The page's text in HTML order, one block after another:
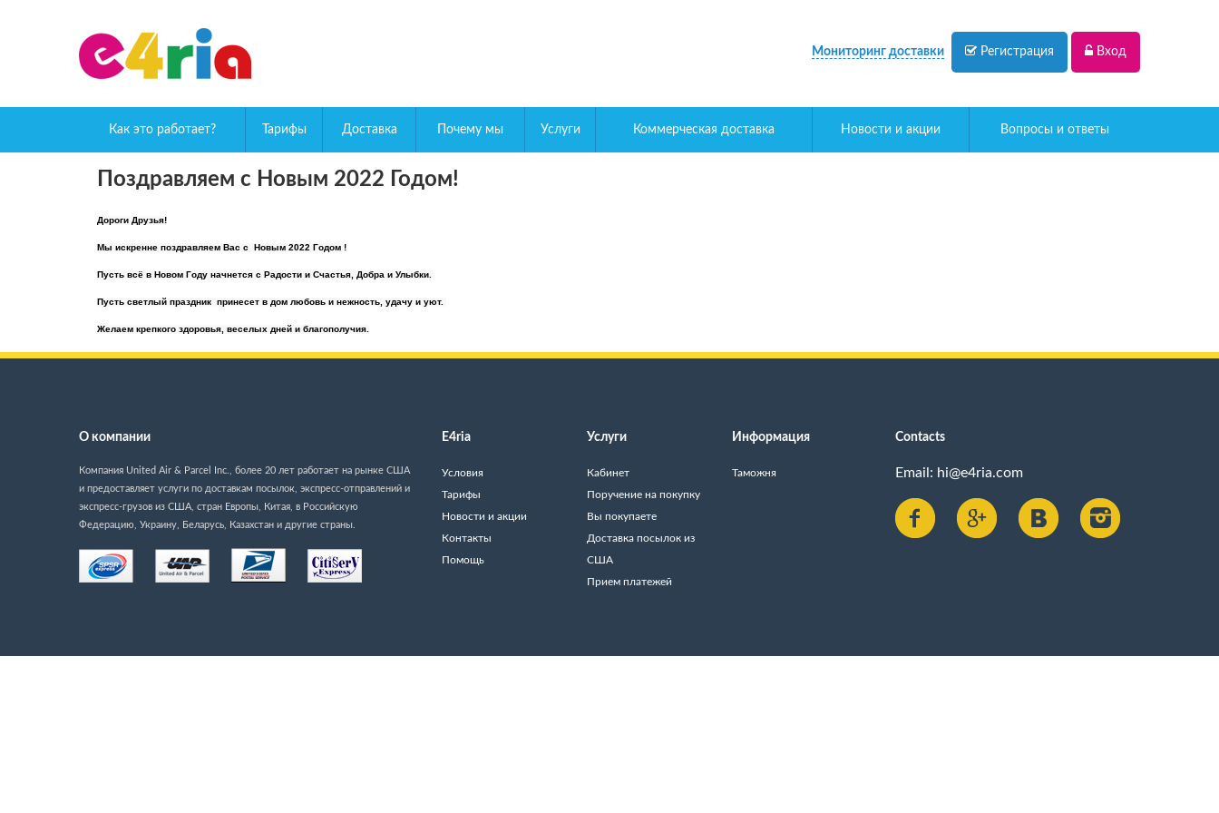
Мониторинг доставки Регистрация Вход
Как это работает? Тарифы Доставка Почему мы Услуги Коммерческая доставка Новости и акции Вопросы и ответы
Поздравляем с Новым 2022 Годом!
Дороги Друзья!
Мы искренне поздравляем Вас с Новым 2022 Годом !
Пусть всё в Новом Году начнется с Радости и Счастья, Добра и Улыбки.
Пусть светлый праздник принесет в дом любовь и нежность, удачу и уют.
Желаем крепкого здоровья, веселых дней и благополучия.
О компании
Компания United Air & Parcel Inc., более 20 лет работает на рынке США
и предоставляет услуги по доставкам посылок, экспресс-отправлений и
экспресс-грузов из США, стран Европы, Китая, в Российскую
Федерацию, Украину, Беларусь, Казахстан и другие страны.
E4ria
Условия
Тарифы
Новости и акции
Контакты
Помощь
Услуги
Кабинет
Поручение на покупку
Вы покупаете
Доставка посылок из
США
Прием платежей
Информация
Таможня
Contacts
Email: hi@e4ria.com